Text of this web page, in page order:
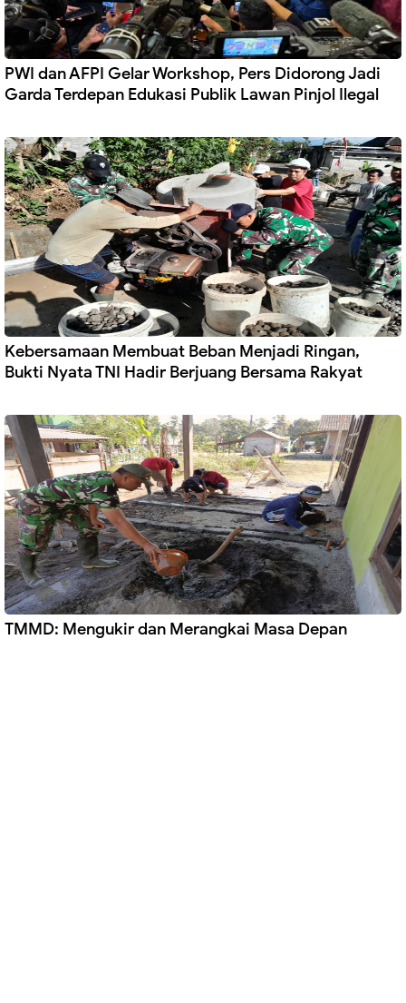
PWI dan AFPI Gelar Workshop, Pers Didorong Jadi
Garda Terdepan Edukasi Publik Lawan Pinjol Ilegal
Kebersamaan Membuat Beban Menjadi Ringan,
Bukti Nyata TNI Hadir Berjuang Bersama Rakyat
TMMD: Mengukir dan Merangkai Masa Depan